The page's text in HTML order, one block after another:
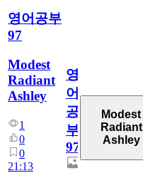
영어공부
97
Modest
Radiant
Ashley
1
0
0
21:13
영
어
공
부
97
Modest
Radiant
Ashley